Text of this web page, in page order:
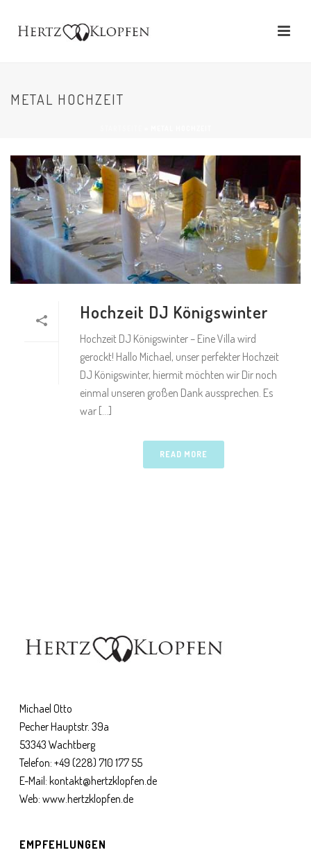
METAL HOCHZEIT
Hochzeit DJ Königswinter
Hochzeit DJ Königswinter – Eine Villa wird
gerockt! Hallo Michael, unser perfekter Hochzeit
DJ Königswinter, hiermit möchten wir Dir noch
einmal unseren großen Dank aussprechen. Es
war [...]
READ MORE
Michael Otto
Pecher Hauptstr. 39a
53343 Wachtberg
Telefon:+49 (228) 710 177 55
E-Mail:kontakt@hertzklopfen.de
Web:www.hertzklopfen.de
EMPFEHLUNGEN